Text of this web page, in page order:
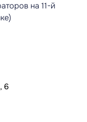
на 11-й
6